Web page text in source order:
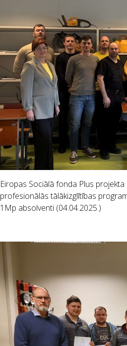
Eiropas Sociālā fonda Plus
profesionālās tālākizglītības
1Mp absolventi (04.04.2025.)